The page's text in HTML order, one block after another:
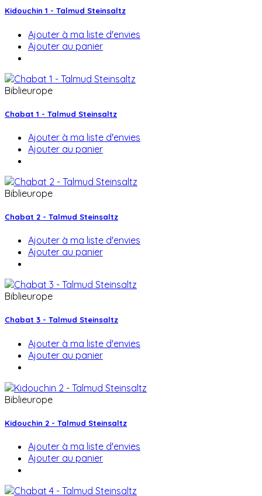
Kidouchin 1 - Talmud Steinsaltz
Ajouter à ma liste d'envies
Ajouter au panier
Biblieurope
Chabat 1 - Talmud Steinsaltz
Ajouter à ma liste d'envies
Ajouter au panier
Biblieurope
Chabat 2 - Talmud Steinsaltz
Ajouter à ma liste d'envies
Ajouter au panier
Biblieurope
Chabat 3 - Talmud Steinsaltz
Ajouter à ma liste d'envies
Ajouter au panier
Biblieurope
Kidouchin 2 - Talmud Steinsaltz
Ajouter à ma liste d'envies
Ajouter au panier